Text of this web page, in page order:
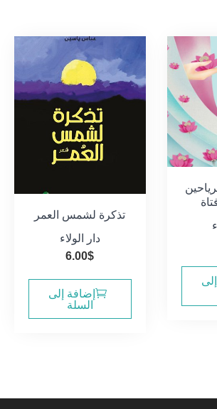
تذكرة لشمس العمر
دار الولاء
6.00$
إضافة إلى
السلة